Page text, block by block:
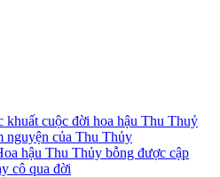
khuất cuộc đời hoa hậu Thu Thuỷ
nguyện của Thu Thủy
hậu Thu Thủy bỗng được cập
cô qua đời